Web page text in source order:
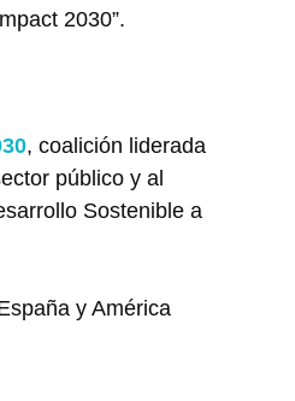
2030”.
, coalición liderada
público y al
Sostenible a
y América